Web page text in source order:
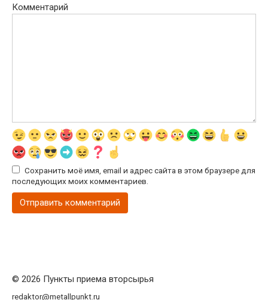
Комментарий
Сохранить моё имя, email и адрес сайта в этом браузере для
последующих моих комментариев.
© 2026 Пункты приема вторсырья
redaktor@metallpunkt.ru